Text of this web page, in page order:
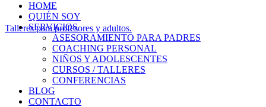
HOME
QUIÉN SOY
SERVICIOS
ASESORAMIENTO PARA PADRES
COACHING PERSONAL
NIÑOS Y ADOLESCENTES
CURSOS / TALLERES
CONFERENCIAS
BLOG
CONTACTO